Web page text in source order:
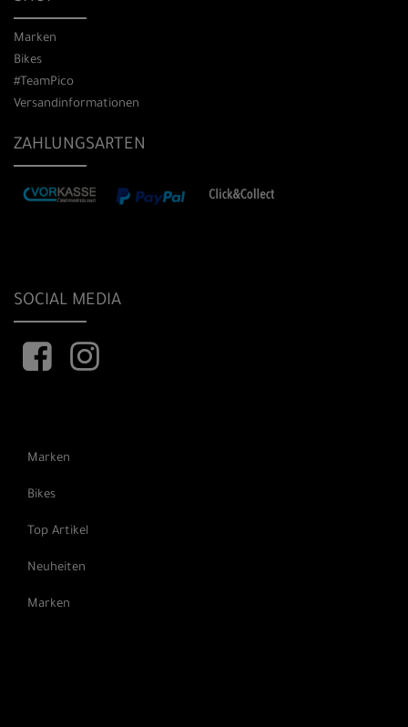
Marken
Bikes
#TeamPico
Versandinformationen
ZAHLUNGSARTEN
SOCIAL MEDIA
Marken
Bikes
Top Artikel
Neuheiten
Marken